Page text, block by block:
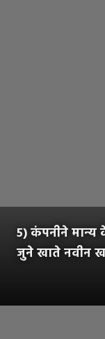
५) कंपनीने
जुने खाते नवीन